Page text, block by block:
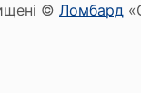
© Ломбард